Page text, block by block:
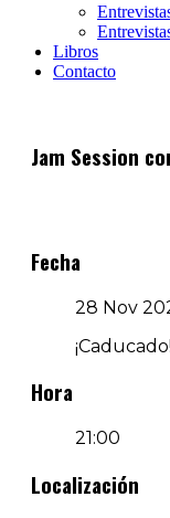
Libros
Contacto
Jam Session
Fecha
28 Nov
¡Caducado!
Hora
21:00
Localización